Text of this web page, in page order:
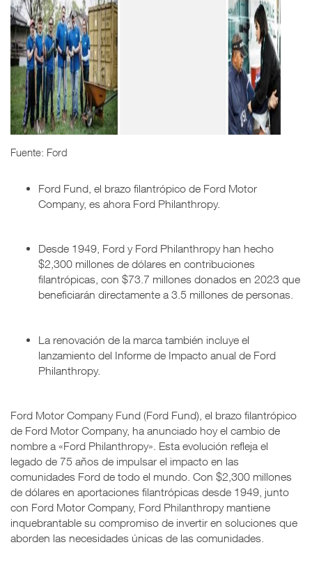
Fuente: Ford
Ford Fund, el brazo filantrópico de Ford Motor
Company, es ahora Ford Philanthropy.
Desde 1949, Ford y Ford Philanthropy han hecho
$2,300 millones de dólares en contribuciones
filantrópicas, con $73.7 millones donados en 2023 que
beneficiarán directamente a 3.5 millones de personas.
La renovación de la marca también incluye el
lanzamiento del Informe de Impacto anual de Ford
Philanthropy.
Ford Motor Company Fund (Ford Fund), el brazo filantrópico
de Ford Motor Company, ha anunciado hoy el cambio de
nombre a «Ford Philanthropy». Esta evolución refleja el
legado de 75 años de impulsar el impacto en las
comunidades Ford de todo el mundo. Con $2,300 millones
de dólares en aportaciones filantrópicas desde 1949, junto
con Ford Motor Company, Ford Philanthropy mantiene
inquebrantable su compromiso de invertir en soluciones que
aborden las necesidades únicas de las comunidades.